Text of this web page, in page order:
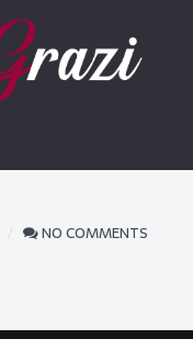
NO COMMENTS